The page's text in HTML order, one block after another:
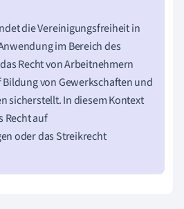
die Vereinigungsfreiheit in
im Bereich des
Recht von Arbeitnehmern
von Gewerkschaften und
sicherstellt. In diesem Kontext
Recht auf
oder das Streikrecht